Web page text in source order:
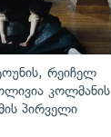
რეიჩელ
კოლმანის
პირველი